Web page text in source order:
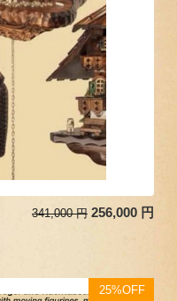
341,000 円 256,000 円
25%OFF